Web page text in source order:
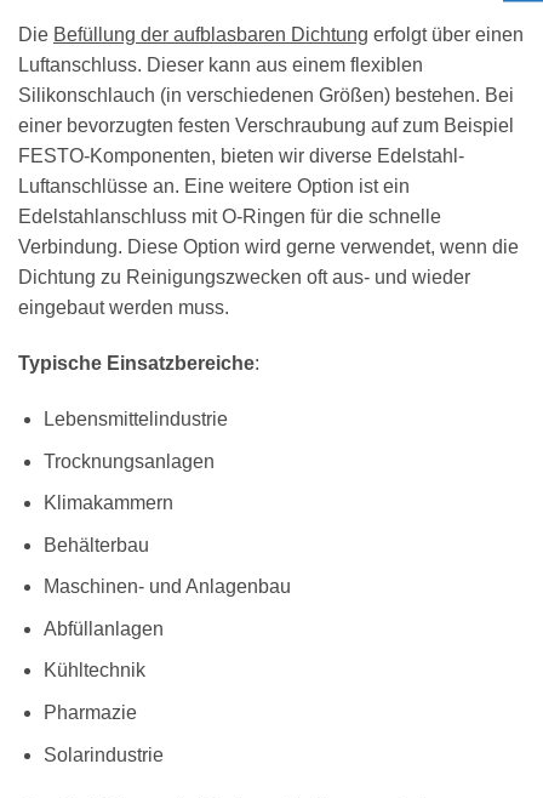
Die Befüllung der aufblasbaren Dichtung erfolgt über einen
Luftanschluss. Dieser kann aus einem flexiblen
Silikonschlauch (in verschiedenen Größen) bestehen. Bei
einer bevorzugten festen Verschraubung auf zum Beispiel
FESTO-Komponenten, bieten wir diverse Edelstahl-
Luftanschlüsse an. Eine weitere Option ist ein
Edelstahlanschluss mit O-Ringen für die schnelle
Verbindung. Diese Option wird gerne verwendet, wenn die
Dichtung zu Reinigungszwecken oft aus- und wieder
eingebaut werden muss.
Typische Einsatzbereiche:
Lebensmittelindustrie
Trocknungsanlagen
Klimakammern
Behälterbau
Maschinen- und Anlagenbau
Abfüllanlagen
Kühltechnik
Pharmazie
Solarindustrie